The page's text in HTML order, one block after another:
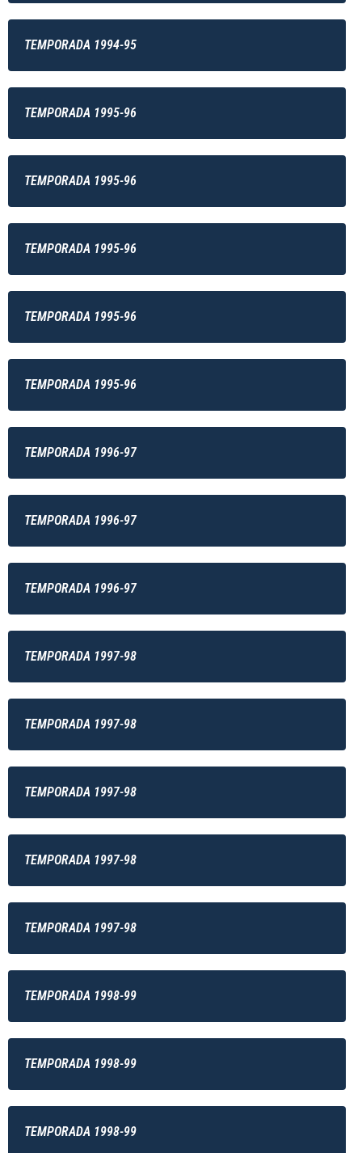
TEMPORADA 1994-95
TEMPORADA 1995-96
TEMPORADA 1995-96
TEMPORADA 1995-96
TEMPORADA 1995-96
TEMPORADA 1995-96
TEMPORADA 1996-97
TEMPORADA 1996-97
TEMPORADA 1996-97
TEMPORADA 1997-98
TEMPORADA 1997-98
TEMPORADA 1997-98
TEMPORADA 1997-98
TEMPORADA 1997-98
TEMPORADA 1998-99
TEMPORADA 1998-99
TEMPORADA 1998-99